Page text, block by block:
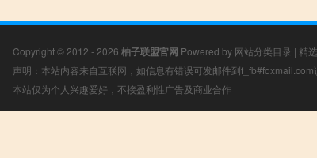
Copyright © 2012 - 2026 柚子联盟官网 Powered by 网站分类目录 | 精
声明：本站内容来自互联网，如信息有错误可发邮件到
本站仅为个人兴趣爱好，不接盈利性广告及商业合作